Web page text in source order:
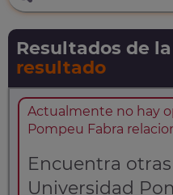
Resultados de
resultado
Actualmente no hay
Pompeu Fabra
Encuentra
Universidad